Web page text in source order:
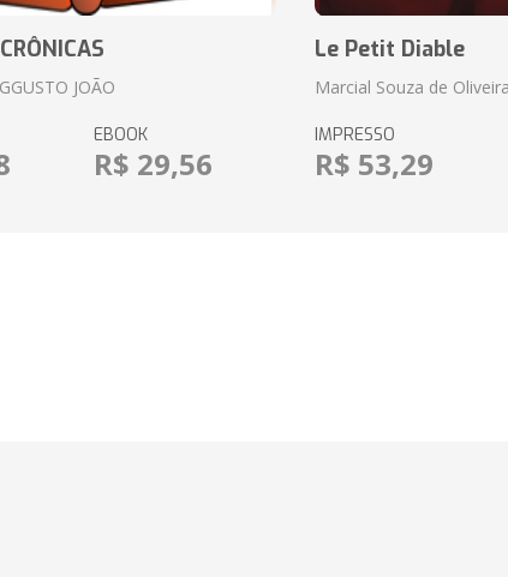
JOÃO
EBOOK
R$ 29,56
Le Petit Diable
Marcial Souza de
IMPRESSO
R$ 53,29